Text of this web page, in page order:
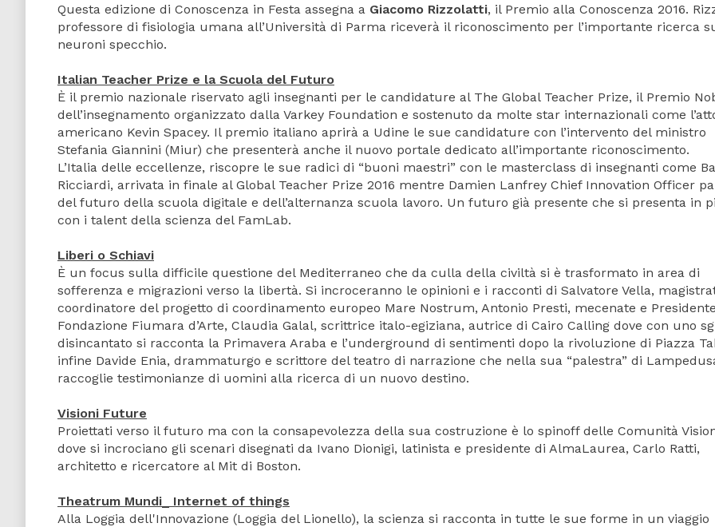
Questa edizione di Conoscenza in Festa assegna a Giacomo Rizzolatti, il Premio alla Conoscenza 2016.
professore di fisiologia umana all’Università di Parma riceverà il riconoscimento per l’importante ricerca
neuroni specchio.
Italian Teacher Prize e la Scuola del Futuro
È il premio nazionale riservato agli insegnanti per le candidature al The Global Teacher Prize, il Premio
dell’insegnamento organizzato dalla Varkey Foundation e sostenuto da molte star internazionali come
americano Kevin Spacey. Il premio italiano aprirà a Udine le sue candidature con l’intervento del ministro
Stefania Giannini (Miur) che presenterà anche il nuovo portale dedicato all’importante riconoscimento.
L’Italia delle eccellenze, riscopre le sue radici di “buoni maestri” con le masterclass di insegnanti come
Ricciardi, arrivata in finale al Global Teacher Prize 2016 mentre Damien Lanfrey Chief Innovation Officer
del futuro della scuola digitale e dell’alternanza scuola lavoro. Un futuro già presente che si presenta in
con i talent della scienza del FamLab.
Liberi o Schiavi
È un focus sulla difficile questione del Mediterraneo che da culla della civiltà si è trasformato in area di
sofferenza e migrazioni verso la libertà. Si incroceranno le opinioni e i racconti di Salvatore Vella,
coordinatore del progetto di coordinamento europeo Mare Nostrum, Antonio Presti, mecenate e
Fondazione Fiumara d’Arte, Claudia Galal, scrittrice italo-egiziana, autrice di Cairo Calling dove con uno
disincantato si racconta la Primavera Araba e l’underground di sentimenti dopo la rivoluzione di Piazza
infine Davide Enia, drammaturgo e scrittore del teatro di narrazione che nella sua “palestra” di
raccoglie testimonianze di uomini alla ricerca di un nuovo destino.
Visioni Future
Proiettati verso il futuro ma con la consapevolezza della sua costruzione è lo spinoff delle Comunità
dove si incrociano gli scenari disegnati da Ivano Dionigi, latinista e presidente di AlmaLaurea, Carlo Ratti,
architetto e ricercatore al Mit di Boston.
Theatrum Mundi_ Internet of things
Alla Loggia dell'Innovazione (Loggia del Lionello), la scienza si racconta in tutte le sue forme in un viaggio